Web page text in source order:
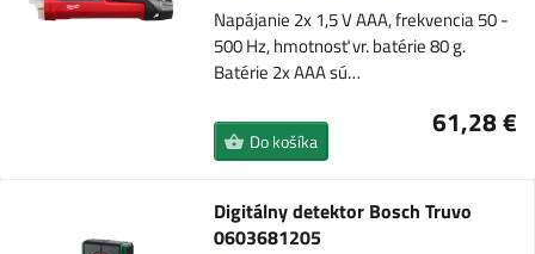
Napájanie 2x 1,5 V AAA, frekvencia 50 -
500 Hz, hmotnosť vr. batérie 80 g.
Batérie 2x AAA sú…
61,28 €
Do košíka
Digitálny detektor Bosch Truvo
0603681205